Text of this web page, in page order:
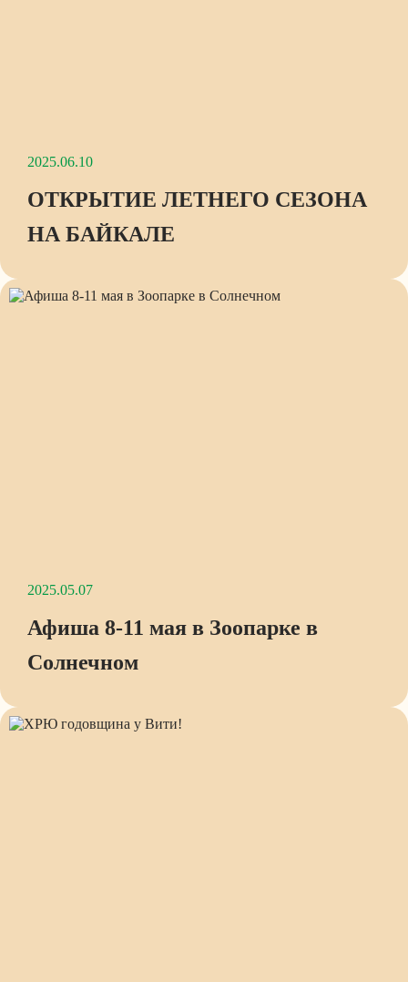
2025.06.10
ОТКРЫТИЕ ЛЕТНЕГО СЕЗОНА
НА БАЙКАЛЕ
2025.05.07
Афиша 8-11 мая в Зоопарке в
Солнечном